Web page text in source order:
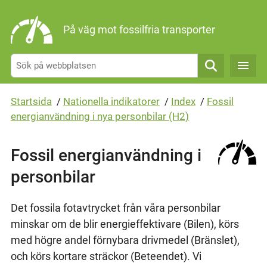
På väg mot fossilfria transporter
Sök
Startsida / Nationella indikatorer / Index / Fossil
energianvändning i nya personbilar (H2)
Fossil energianvändning i
personbilar
Det fossila fotavtrycket från våra personbilar
minskar om de blir energieffektivare (Bilen), körs
med högre andel förnybara drivmedel (Bränslet),
och körs kortare sträckor (Beteendet). Vi